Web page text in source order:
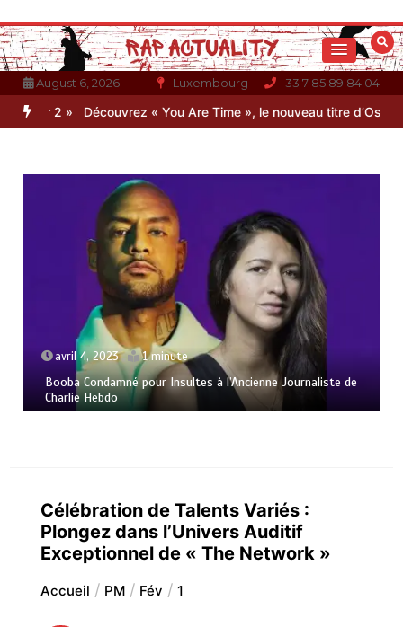
au
contenu
August 6, 2026 Luxembourg 33 7 85 89 84 04
Soir 2 » Découvrez « You Are Time », le nouveau titre d’Osinaël
avril 4, 2023 1 minute
Booba Condamné pour Insultes à l’Ancienne Journaliste de
Charlie Hebdo
Célébration de Talents Variés :
Plongez dans l’Univers Auditif
Exceptionnel de « The Network »
Accueil PM Fév 1